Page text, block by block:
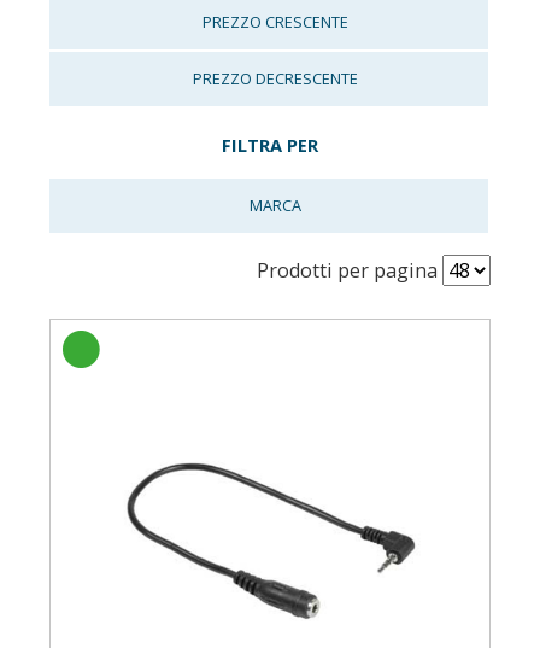
PREZZO CRESCENTE
PREZZO DECRESCENTE
FILTRA PER
MARCA
Prodotti per pagina